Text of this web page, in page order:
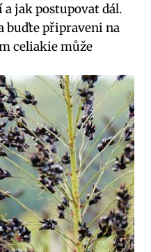
jak postupovat dál.
buďte připraveni na
celiakie může